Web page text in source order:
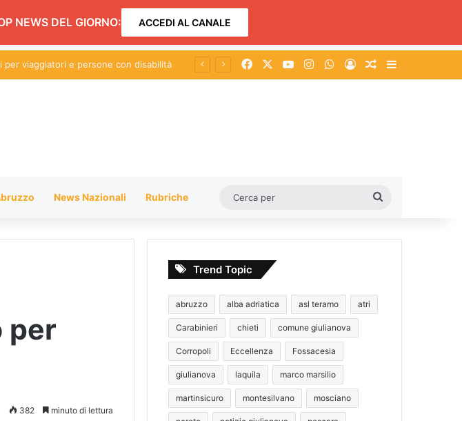
NEWS DEL GIORNO: ACCEDI AL CANALE
alle forze politiche. L’incontro Facebook You TubeInstagramWhatsApp
AccediUn articolo a
News Nazionali Rubriche
per
382 minuto di lettura
Trend Topic
abruzzo alba adriatica asl teramo atri
Carabinieri chieti comune giulianova
Corropoli Eccellenza Fossacesia
giulianova laquila marco marsilio
martinsicuro montesilvano mosciano